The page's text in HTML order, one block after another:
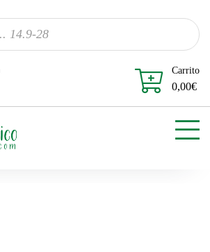
Carrito
0,00€